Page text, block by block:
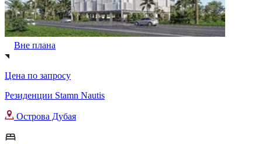
Вне плана
Цена по запросу
Резиденции Stamn Nautis
Острова Дубая